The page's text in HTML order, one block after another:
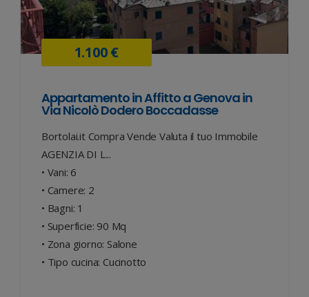
1.100 €
Appartamento in Affitto a Genova in
Via Nicolò Dodero Boccadasse
Bortolai.it Compra Vende Valuta il tuo Immobile
AGENZIA DI L...
• Vani: 6
• Camere: 2
• Bagni: 1
• Superficie: 90 Mq
• Zona giorno: Salone
• Tipo cucina: Cucinotto